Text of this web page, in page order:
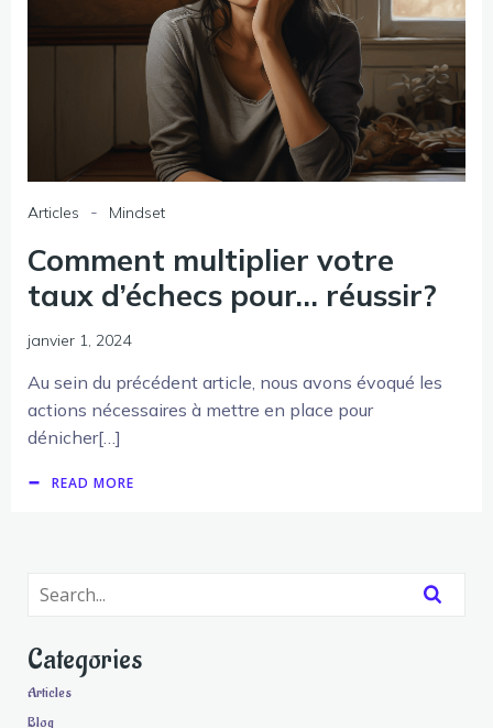
Articles - Mindset
Comment multiplier votre
taux d’échecs pour… réussir?
janvier 1, 2024
Au sein du précédent article, nous avons évoqué les
actions nécessaires à mettre en place pour
dénicher[…]
READ MORE
Categories
Articles
Blog